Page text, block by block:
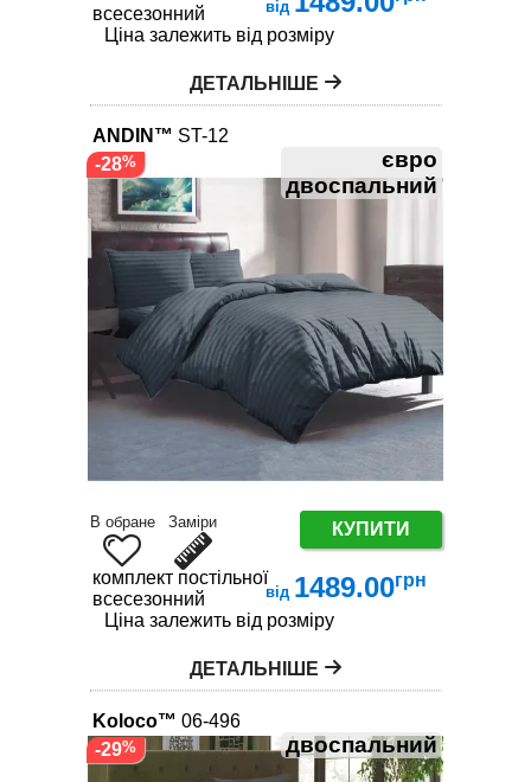
всесезонний
від
Ціна залежить від розміру
ДЕТАЛЬНІШЕ
ANDIN™ ST-12
євро
двоспальний
В обране Заміри КУПИТИ
комплект постільної білизни
всесезонний
від 1489.00грн
-28
Ціна залежить від розміру
ДЕТАЛЬНІШЕ
Koloco™ 06-496
двоспальний
-29